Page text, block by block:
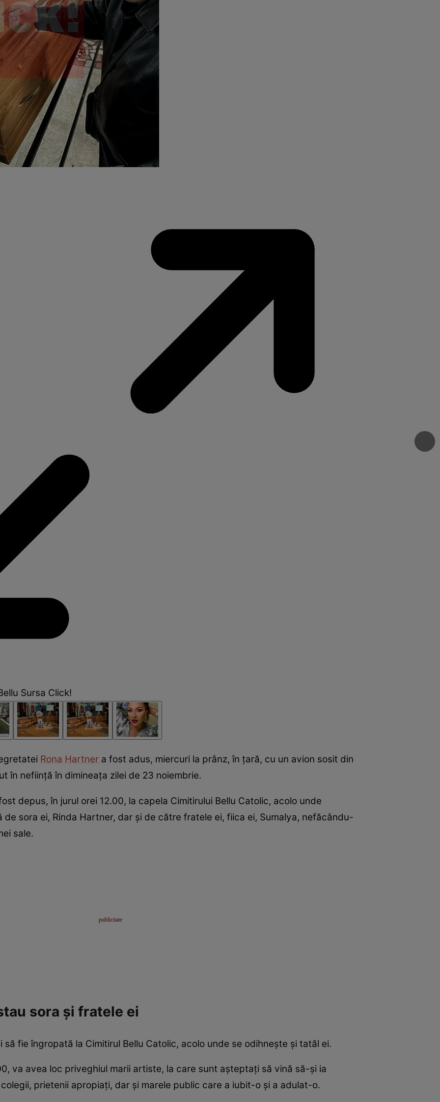
Sursa Click!
Rona Hartner a fost adus, miercuri la prânz, în țară, cu un avion sosit din
în neființă în dimineața zilei de 23 noiembrie.
depus, în jurul orei 12.00, la capela Cimitirului Bellu Catolic, acolo unde
sora ei, Rinda Hartner, dar și de către fratele ei, fiica ei, Sumalya, nefăcându-
sale.
sora și fratele ei
fie îngropată la Cimitirul Bellu Catolic, acolo unde se odihnește și tatăl ei.
va avea loc priveghiul marii artiste, la care sunt așteptați să vină să-și ia
prietenii apropiați, dar și marele public care a iubit-o și a adulat-o.